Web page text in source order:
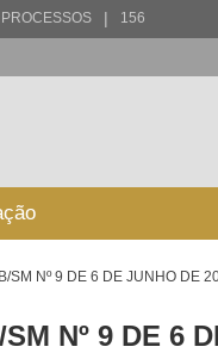
| 156
SM Nº 9 DE 6 DE JUNHO DE
Nº 9 DE 6